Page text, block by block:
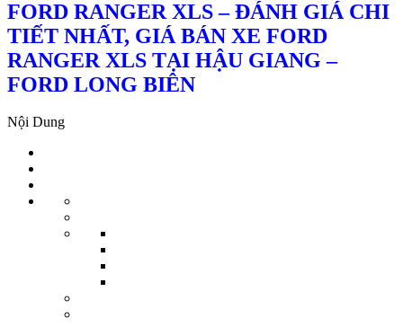
FORD RANGER XLS – ĐÁNH GIÁ CHI
TIẾT NHẤT, GIÁ BÁN XE FORD
RANGER XLS TẠI HẬU GIANG –
FORD LONG BIÊN
Nội Dung